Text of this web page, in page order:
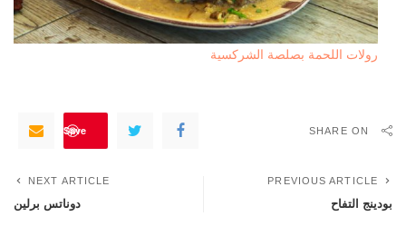
رولات اللحمة بصلصة الشركسية
SHARE ON
Save
PREVIOUS ARTICLE
بودينج التفاح
NEXT ARTICLE
دوناتس برلين